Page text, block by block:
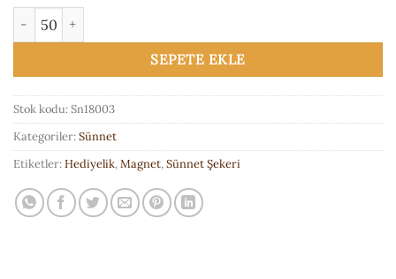
Sn18003 Motosikletli Sticker Magnet adet
SEPETE EKLE
Stok kodu:Sn18003
Kategoriler:Sünnet
Etiketler:Hediyelik,Magnet,Sünnet Şekeri